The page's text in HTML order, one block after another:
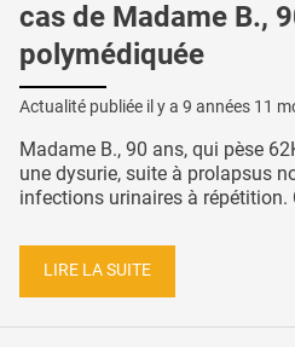
cas de Madame B.,
polymédiquée
Actualité publiée il y a 9 années 11
Madame B., 90 ans, qui pèse
une dysurie, suite à prolapsus
infections urinaires à répétition.
LIRE LA SUITE